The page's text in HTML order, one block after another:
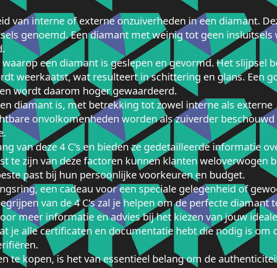
van interne of externe onzuiverheden in een diamant.
genoemd. Een diamant met weinig tot geen insluitsels
een diamant is geslepen en gevormd. Het slijpsel
weerkaatst, wat resulteert in schittering en glans. Een
wordt daarom hoger gewaardeerd.
diamant is, met betrekking tot zowel interne als externe
onvolkomenheden worden als zuiverder beschouwd
van deze 4 C’s en bieden ze gedetailleerde informatie
te zijn van deze factoren kunnen klanten weloverwogen
past bij hun persoonlijke voorkeuren en budget.
een cadeau voor een speciale gelegenheid of
van de 4 C’s zal je helpen om de perfecte diamant
meer informatie en advies bij het kiezen van jouw
je alle certificaten en documentatie hebt die nodig is om
te kopen, is het van essentieel belang om de